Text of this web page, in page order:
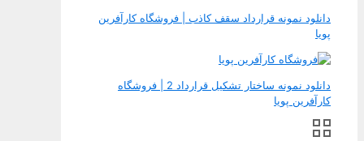
دانلود نمونه قرارداد سقف کاذب | فروشگاه کارآفرین
پویا
دانلود نمونه ساختار تشکیل قرارداد 2 | فروشگاه
کارآفرین پویا